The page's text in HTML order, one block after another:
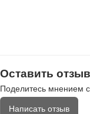
Оставить
Поделитесь мнением
Написать отзыв